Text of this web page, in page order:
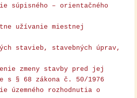
súpisného – orientačného
užívanie miestnej
stavieb, stavebných úprav,
zmeny stavby pred jej
s § 68 zákona č. 50/1976
územného rozhodnutia o